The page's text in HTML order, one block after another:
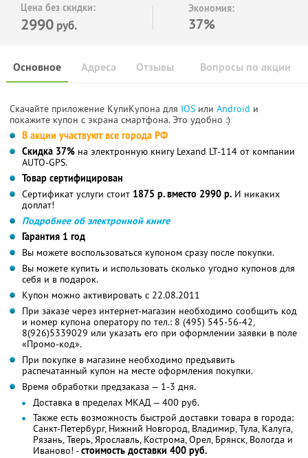
Цена без скидки:
2990 руб.
Экономия:
37%
Основное Отзывы Вопросы по акции
Адреса
Скачайте приложение КупиКупона для IOS или Android и
покажите купон с экрана смартфона. Это удобно :)
В акции участвуют все города РФ
Скидка 37% на электронную книгу Lexand LT-114 от компании
AUTO-GPS.
Товар сертифицирован
Сертификат услуги стоит 1875 р. вместо 2990 р. И никаких
доплат!
Подробнее об электронной книге
Гарантия 1 год
Вы можете воспользоваться купоном сразу после покупки.
Вы можете купить и использовать сколько угодно купонов для
себя и в подарок.
Купон можно активировать с 22.08.2011
При заказе через интернет-магазин необходимо сообщить код
и номер купона оператору по тел.: 8 (495) 545-56-42,
8(926)5339029 или указать его при оформлении заявки в поле
«Промо-код».
При покупке в магазине необходимо предъявить
распечатанный купон на месте оформления покупки.
Время обработки предзаказа — 1-3 дня.
Доставка в пределах МКАД — 400 руб.
Также есть возможность быстрой доставки товара в города:
Санкт-Петербург, Нижний Новгород, Владимир, Тула, Калуга,
Рязань, Тверь, Ярославль, Кострома, Орел, Брянск, Вологда и
Иваново! -стоимость доставки 400 руб.